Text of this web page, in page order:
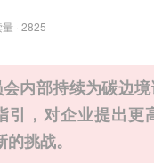
· 2825
内部持续为碳边
引，对企业提出
挑战。